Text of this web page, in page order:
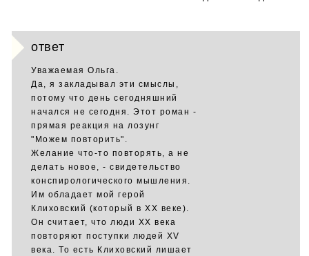
ответ
Уважаемая Ольга.
Да, я закладывал эти смыслы,
потому что день сегодняшний
начался не сегодня. Этот роман -
прямая реакция на лозунг
"Можем повторить".
Желание что-то повторять, а не
делать новое, - свидетельство
конспирологического мышления.
Им обладает мой герой
Клиховский (который в ХХ веке).
Он считает, что люди ХХ века
повторяют поступки людей XV
века. То есть Клиховский лишает